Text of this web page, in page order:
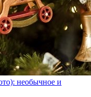
необычное и